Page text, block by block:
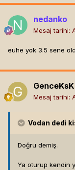
nedanko
Mesaj tarihi:
euhe yok 3.5 sene
GenceKsK
Mesaj tarihi:
Vodan dedi ki:
Doğru demiş.
Ya oturup kendin